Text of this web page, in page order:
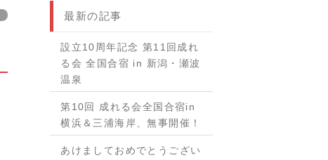
最新の記事
設立10周年記念 第11回成れ
る会 全国合宿 in 新潟・瀬波
温泉
第10回 成れる会全国合宿in
横浜＆三浦海岸、無事開催！
あけましておめでとうござい